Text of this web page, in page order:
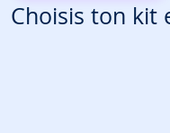
Choisis ton kit